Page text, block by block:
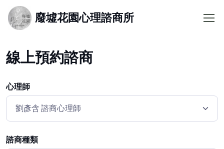
廢墟花園心理諮商所
線上預約諮商
心理師
諮商種類